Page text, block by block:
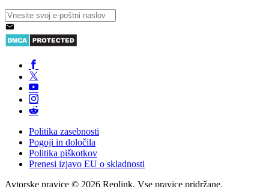
Politika zasebnosti
Pogoji in določila
Politika piškotkov
Prenesi izjavo EU o skladnosti
Avtorske pravice © 2026 Reolink. Vse pravice pridržane.